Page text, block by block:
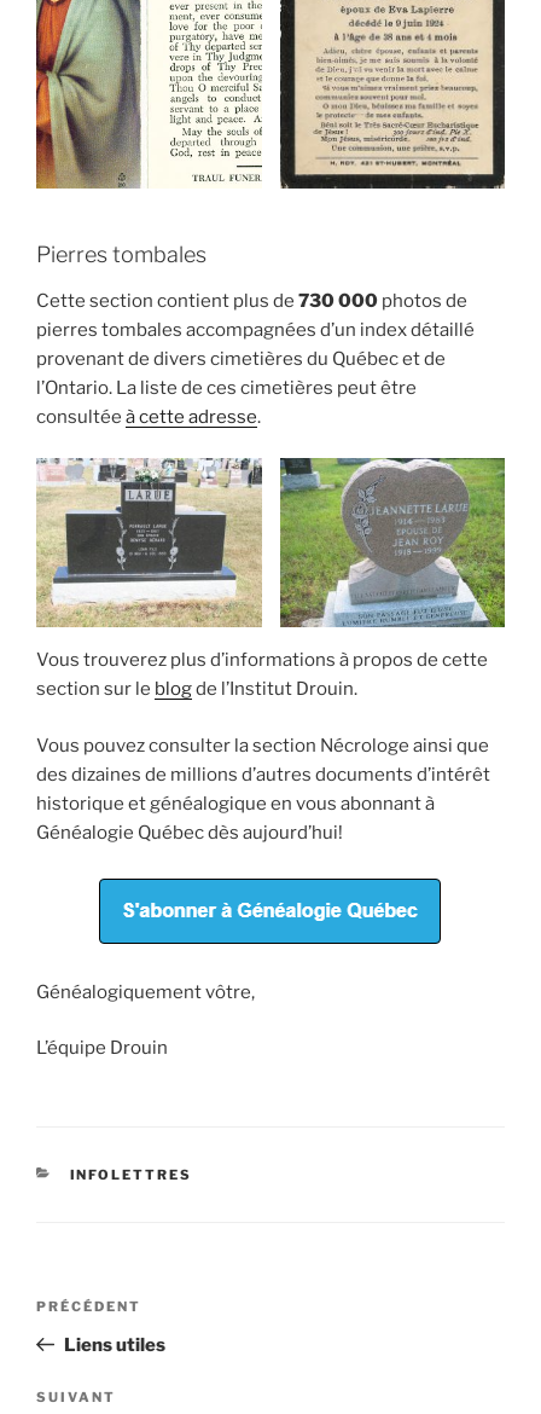
Pierres tombales
Cette section contient plus de 730 000 photos de
pierres tombales accompagnées d’un index détaillé
provenant de divers cimetières du Québec et de
l’Ontario. La liste de ces cimetières peut être
consultée à cette adresse.
Vous trouverez plus d’informations à propos de cette
section sur le blogde l’Institut Drouin.
Vous pouvez consulter la section Nécrologe ainsi que
des dizaines de millions d’autres documents d’intérêt
historique et généalogique en vous abonnant à
Généalogie Québec dès aujourd’hui!
Généalogiquement vôtre,
L’équipe Drouin
CATÉGORIES
INFOLETTRES
Navigation
l’article
Article
précédent
PRÉCÉDENT
Liens utiles
Article
SUIVANT